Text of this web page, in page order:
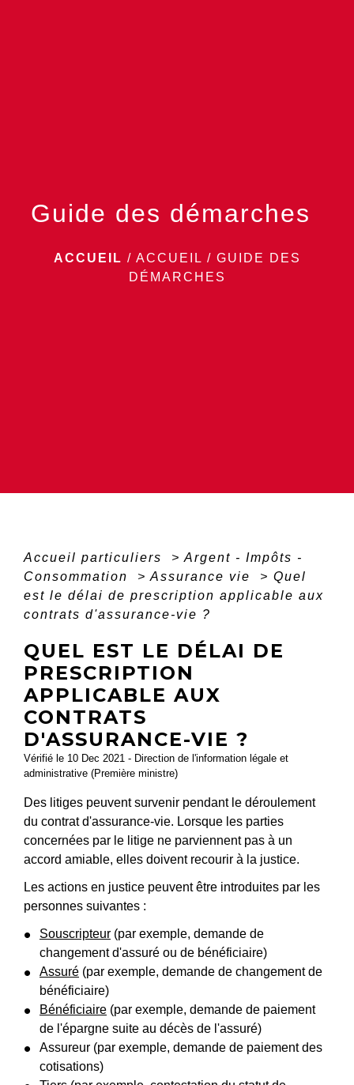
Guide des démarches
ACCUEIL / ACCUEIL / GUIDE DES
DÉMARCHES
Accueil particuliers > Argent - Impôts -
Consommation
> Assurance vie > Quel
est le délai de prescription applicable aux
contrats d'assurance-vie ?
QUEL EST LE DÉLAI DE
PRESCRIPTION
APPLICABLE AUX
CONTRATS
D'ASSURANCE-VIE ?
Vérifié le 10 Dec 2021 - Direction de l'information légale et
administrative (Première ministre)
Des litiges peuvent survenir pendant le déroulement
du contrat d'assurance-vie. Lorsque les parties
concernées par le litige ne parviennent pas à un
accord amiable, elles doivent recourir à la justice.
Les actions en justice peuvent être introduites par les
personnes suivantes :
Souscripteur (par exemple, demande de
changement d'assuré ou de bénéficiaire)
Assuré (par exemple, demande de changement de
bénéficiaire)
Bénéficiaire (par exemple, demande de paiement
de l'épargne suite au décès de l'assuré)
Assureur (par exemple, demande de paiement des
cotisations)